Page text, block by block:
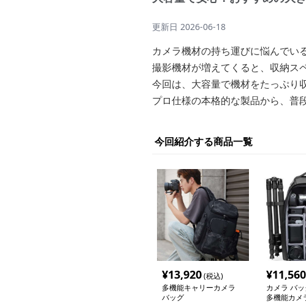
更新日 2026-06-18
カメラ機材の持ち運びに悩んでい
撮影機材が増えてくると、収納ス
今回は、大容量で機材をたっぷり
プロ仕様の本格的な製品から、普
今回紹介する商品一覧
¥13,920(税込)
多機能キャリーカメラ
バッグ
¥11,560
カメラ バ
多機能カメ